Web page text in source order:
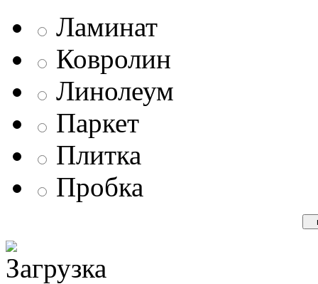
Ламинат
Ковролин
Линолеум
Паркет
Плитка
Пробка